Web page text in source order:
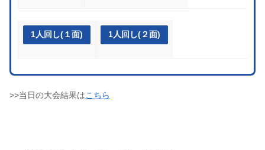
1人回し(１面) 1人回し(２面)
>>当日の大会結果はこちら